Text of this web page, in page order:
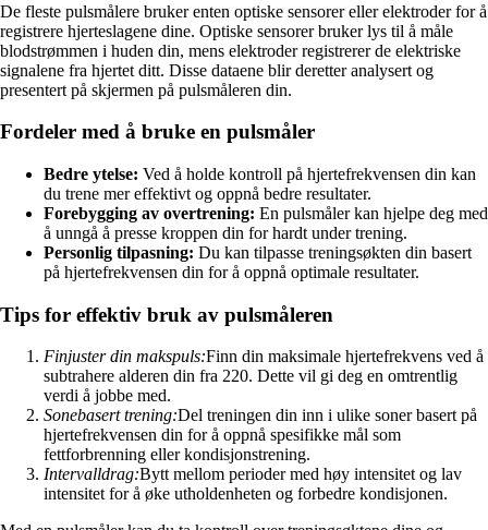
De fleste pulsmålere bruker enten optiske sensorer eller elektroder for å
registrere hjerteslagene dine. Optiske sensorer bruker lys til å måle
blodstrømmen i huden din, mens elektroder registrerer de elektriske
signalene fra hjertet ditt. Disse dataene blir deretter analysert og
presentert på skjermen på pulsmåleren din.
Fordeler med å bruke en pulsmåler
Bedre ytelse: Ved å holde kontroll på hjertefrekvensen din kan
du trene mer effektivt og oppnå bedre resultater.
Forebygging av overtrening: En pulsmåler kan hjelpe deg med
å unngå å presse kroppen din for hardt under trening.
Personlig tilpasning: Du kan tilpasse treningsøkten din basert
på hjertefrekvensen din for å oppnå optimale resultater.
Tips for effektiv bruk av pulsmåleren
Finjuster din makspuls:Finn din maksimale hjertefrekvens ved å
subtrahere alderen din fra 220. Dette vil gi deg en omtrentlig
verdi å jobbe med.
Sonebasert trening:Del treningen din inn i ulike soner basert på
hjertefrekvensen din for å oppnå spesifikke mål som
fettforbrenning eller kondisjonstrening.
Intervalldrag:Bytt mellom perioder med høy intensitet og lav
intensitet for å øke utholdenheten og forbedre kondisjonen.